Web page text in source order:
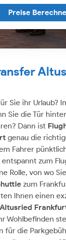
Preise
Sie ihr Urlaub?
Sie die Tür
Dann ist
genau die
Fahrer
zum
Rolle, von wo
zum
Ihnen einen
Wohlbefinden
für die